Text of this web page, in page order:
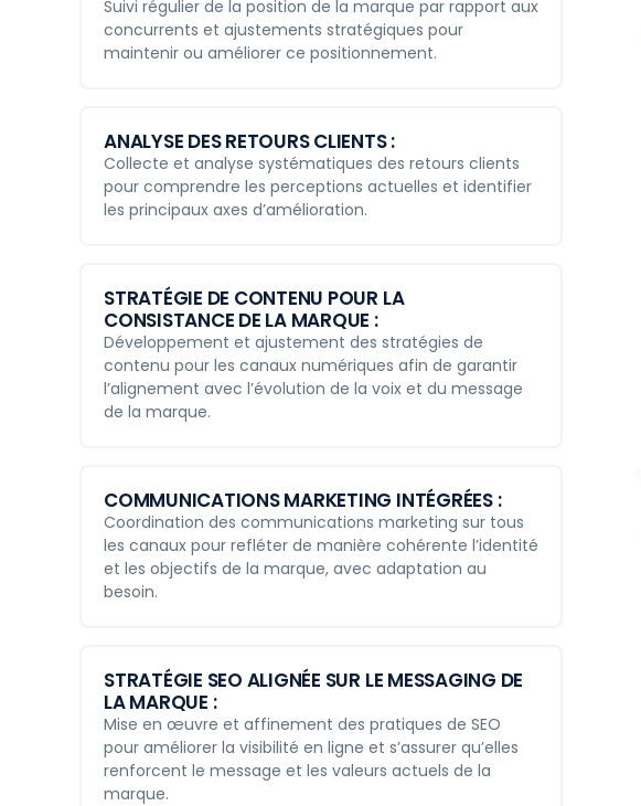
Suivi régulier de la position de la marque par rapport aux
concurrents et ajustements stratégiques pour
maintenir ou améliorer ce positionnement.
ANALYSE DES RETOURS CLIENTS :
Collecte et analyse systématiques des retours clients
pour comprendre les perceptions actuelles et identifier
les principaux axes d’amélioration.
STRATÉGIE DE CONTENU POUR LA
CONSISTANCE DE LA MARQUE :
Développement et ajustement des stratégies de
contenu pour les canaux numériques afin de garantir
l’alignement avec l’évolution de la voix et du message
de la marque.
COMMUNICATIONS MARKETING INTÉGRÉES :
Coordination des communications marketing sur tous
les canaux pour refléter de manière cohérente l’identité
et les objectifs de la marque, avec adaptation au
besoin.
STRATÉGIE SEO ALIGNÉE SUR LE MESSAGING DE
LA MARQUE :
Mise en œuvre et affinement des pratiques de SEO
pour améliorer la visibilité en ligne et s’assurer qu’elles
renforcent le message et les valeurs actuels de la
marque.